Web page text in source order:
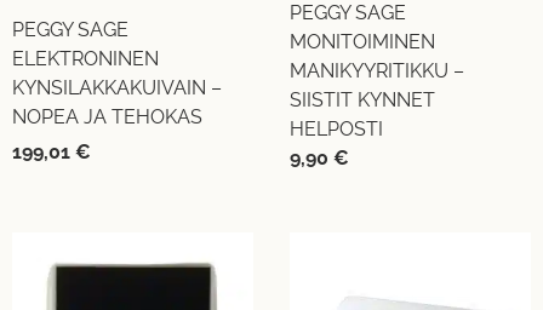
PEGGY SAGE
ELEKTRONINEN
KYNSILAKKAKUIVAIN –
NOPEA JA TEHOKAS
199,01 €
PEGGY SAGE
MONITOIMINEN
MANIKYYRITIKKU –
SIISTIT KYNNET
HELPOSTI
9,90 €